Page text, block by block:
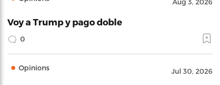
Voy a Trump y pago doble
0
Opinions Jul 30, 2026